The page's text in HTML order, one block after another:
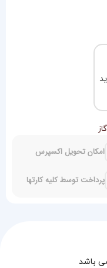
امکان تحویل اکسپرس
پرداخت توسط کلیه کارتها
باشد